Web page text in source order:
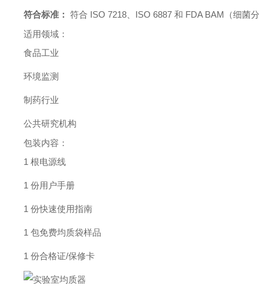
符合标准： 符合 ISO 7218、ISO 6887 和 FDA BAM（细菌
适用领域：
食品工业
环境监测
制药行业
公共研究机构
包装内容：
1 根电源线
1 份用户手册
1 份快速使用指南
1 包免费均质袋样品
1 份合格证/保修卡